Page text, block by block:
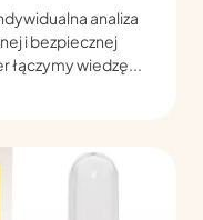
analiza
i bezpiecznej
łączymy wiedzę...